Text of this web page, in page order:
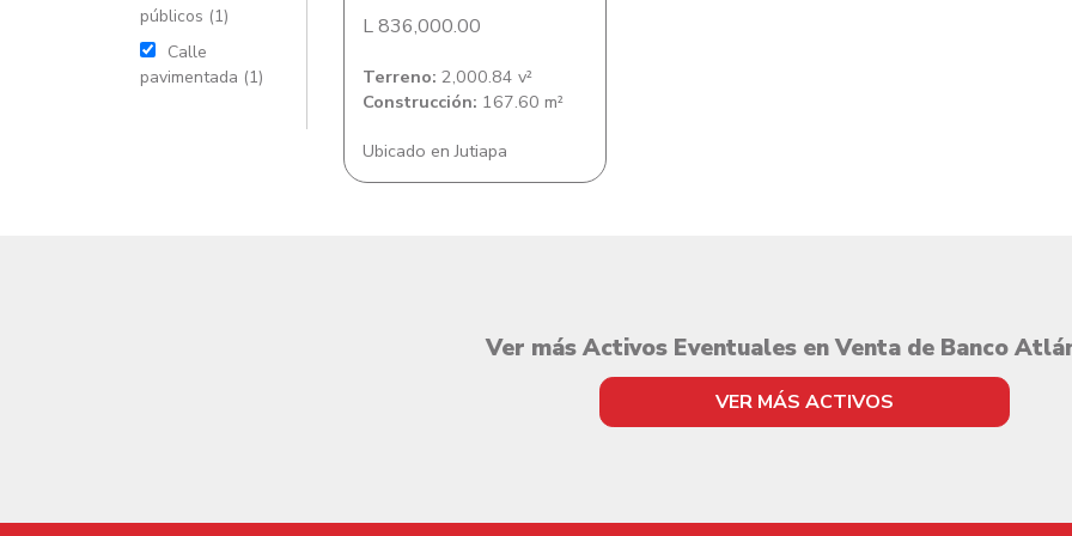
públicos (1)
Calle
pavimentada (1)
L 836,000.00
Terreno: 2,000.84 v²
Construcción: 167.60 m²
Ubicado en Jutiapa
Ver más Activos Eventuales en Venta de Banco
VER MÁS ACTIVOS